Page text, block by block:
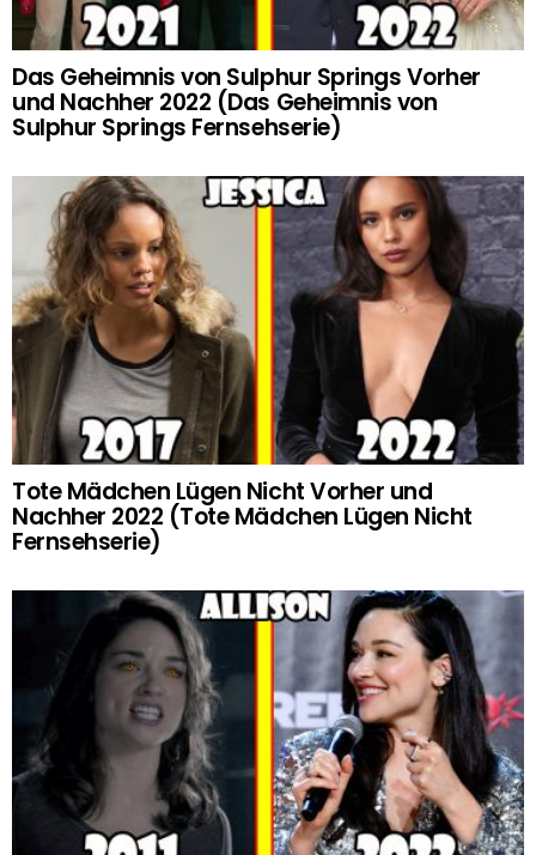
Das Geheimnis von Sulphur Springs Vorher
und Nachher 2022 (Das Geheimnis von
Sulphur Springs Fernsehserie)
Tote Mädchen Lügen Nicht Vorher und
Nachher 2022 (Tote Mädchen Lügen Nicht
Fernsehserie)